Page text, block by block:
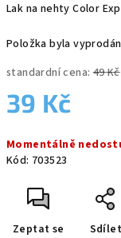
Lak na nehty Color
Položka byla
standardní cena: 49 Kč
39 Kč
cena:
Momentálně
Kód: 703523
Zeptat se Sdílet